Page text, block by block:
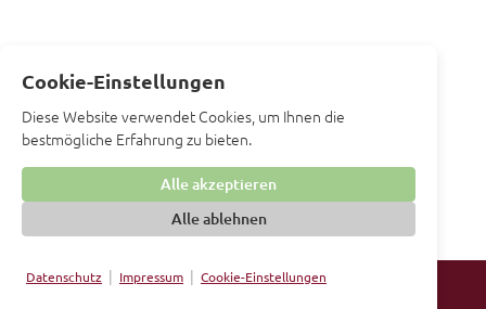
erstelle ich keine Diagnose im medizinischen
Sinne. Ich gebe keine Heilversprechen für die
energetische Begleitung ab.
Cookie-Einstellungen
Diese Website verwendet Cookies, um Ihnen die
bestmögliche Erfahrung zu bieten.
Alle akzeptieren
Alle ablehnen
Datenschutz | Impressum | Cookie-Einstellungen